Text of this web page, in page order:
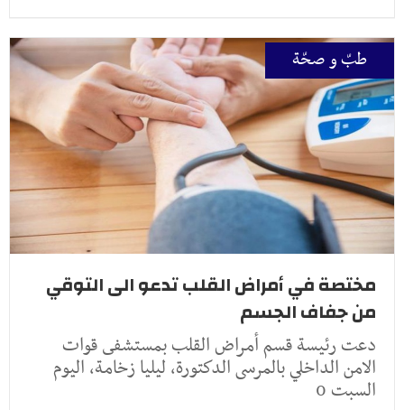
طبّ و صحّة
مختصة في أمراض القلب تدعو الى التوقي
من جفاف الجسم
دعت رئيسة قسم أمراض القلب بمستشفى قوات
الامن الداخلي بالمرسى الدكتورة، ليليا زخامة، اليوم
السبت 0